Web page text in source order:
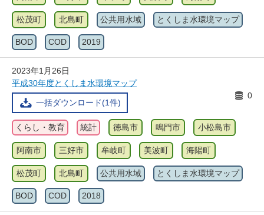
松茂町 北島町 公共用水域 とくしま水環境マップ
BOD COD 2019
2023年1月26日
平成30年度とくしま水環境マップ
一括ダウンロード(1件)
0
くらし・教育 統計 徳島市 鳴門市 小松島市
阿南市 三好市 牟岐町 美波町 海陽町
松茂町 北島町 公共用水域 とくしま水環境マップ
BOD COD 2018